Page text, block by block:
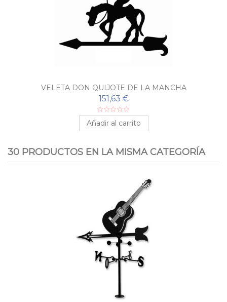
VELETA DON QUIJOTE DE LA MANCHA
151,63 €
Añadir al carrito
30 PRODUCTOS EN LA MISMA CATEGORÍA